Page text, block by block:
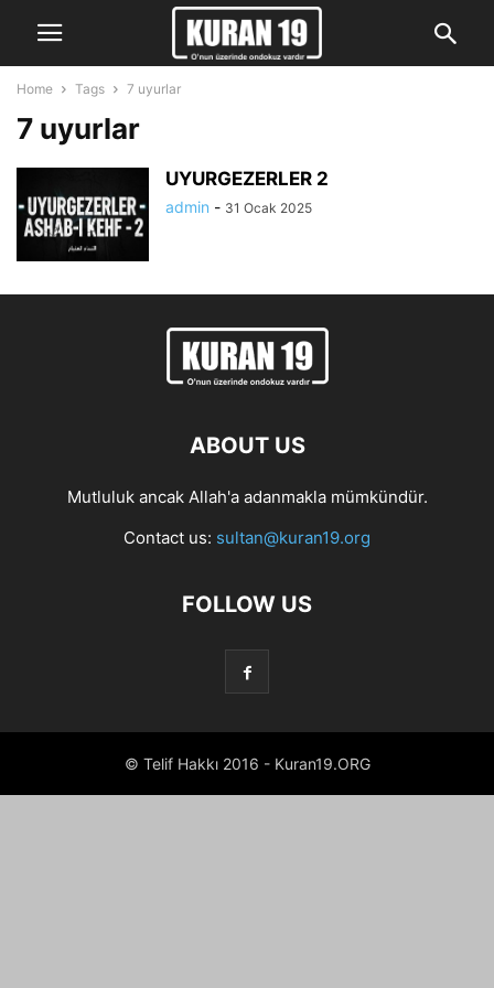
Home Tags 7 uyurlar
7 uyurlar
UYURGEZERLER 2
admin - 31 Ocak 2025
ABOUT US
Mutluluk ancak Allah'a adanmakla mümkündür.
Contact us: sultan@kuran19.org
FOLLOW US
© Telif Hakkı 2016 - Kuran19.ORG